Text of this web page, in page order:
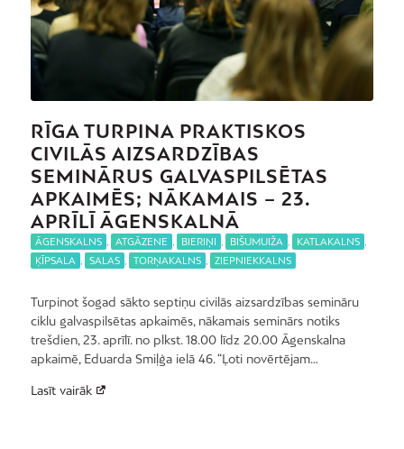
RĪGA TURPINA PRAKTISKOS
CIVILĀS AIZSARDZĪBAS
SEMINĀRUS GALVASPILSĒTAS
APKAIMĒS; NĀKAMAIS – 23.
APRĪLĪ ĀGENSKALNĀ
ĀGENSKALNS ATGĀZENE BIERIŅI BIŠUMUIŽA KATLAKALNS
ĶĪPSALA
SALAS TORŅAKALNS ZIEPNIEKKALNS
Turpinot šogad sākto septiņu civilās aizsardzības semināru
ciklu galvaspilsētas apkaimēs, nākamais seminārs notiks
trešdien, 23. aprīlī. no plkst. 18.00 līdz 20.00 Āgenskalna
apkaimē, Eduarda Smiļģa ielā 46. “Ļoti novērtējam…
Lasīt vairāk